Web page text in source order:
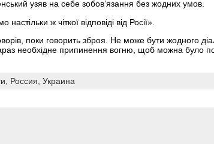
узяв на себе зобов’язання без жодних умов.
ж чіткої відповіді від Росії».
поки говорить зброя. Не може бути жодного
необхідне припинення вогню, щоб можна було
Россия, Украина